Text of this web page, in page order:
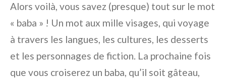
Alors voilà, vous savez (presque) tout sur le mot
« baba » ! Un mot aux mille visages, qui voyage
à travers les langues, les cultures, les desserts
et les personnages de fiction. La prochaine fois
que vous croiserez un baba, qu’il soit gâteau,